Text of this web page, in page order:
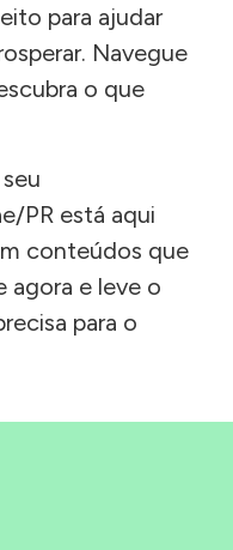
para ajudar
Navegue
o que
PR está aqui
conteúdos que
agora e leve o
para o